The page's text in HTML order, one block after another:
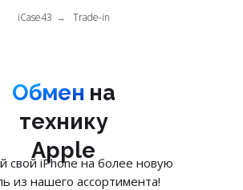
iCase43 → Trade-in
Обмен на
технику
Apple
Обмен
свой iPhone на более новую
из нашего ассортимента!